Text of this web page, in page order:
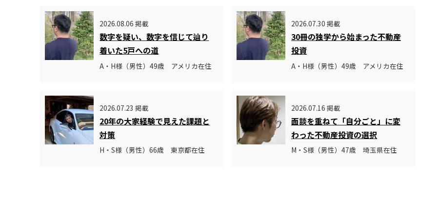
2026.08.06 掲載
数字を疑い、数字を信じて辿り
着いた5戸への道
A・H様（男性）49歳 アメリカ在住
2026.07.30 掲載
30冊の独学から始まった不動産
投資
A・H様（男性）49歳 アメリカ在住
2026.07.23 掲載
20年の大家経験で見えた課題と
対策
H・S様（男性）66歳 東京都在住
2026.07.16 掲載
面談を重ねて「自分ごと」に変
わった不動産投資の選択
M・S様（男性）47歳 埼玉県在住